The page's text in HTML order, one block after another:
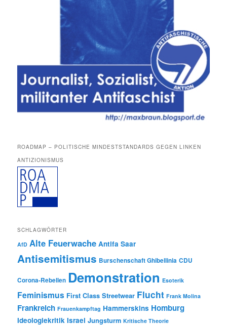
ROADMAP – POLITISCHE MINDESTSTANDARDS GEGEN LINKEN
ANTIZIONISMUS
SCHLAGWÖRTER
AfD Alte Feuerwache Antifa Saar
Antisemitismus Burschenschaft Ghibellinia CDU
Corona-Rebellen Demonstration Esoterik
Feminismus First Class Streetwear Flucht Frank Molina
Frankreich Frauenkampftag Hammerskins Homburg
Ideologiekritik Israel Jungsturm Kritische Theorie